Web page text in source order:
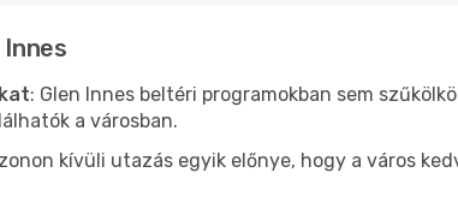
: Glen Innes beltéri programokban sem
a városban.
kívüli utazás egyik előnye, hogy a város